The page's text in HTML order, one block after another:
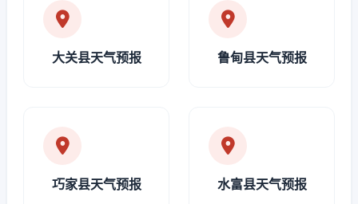
大关县天气预报 鲁甸县天气预报
巧家县天气预报 水富县天气预报